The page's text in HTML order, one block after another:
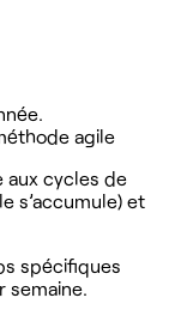
agile
aux cycles de
s’accumule) et
spécifiques
semaine.